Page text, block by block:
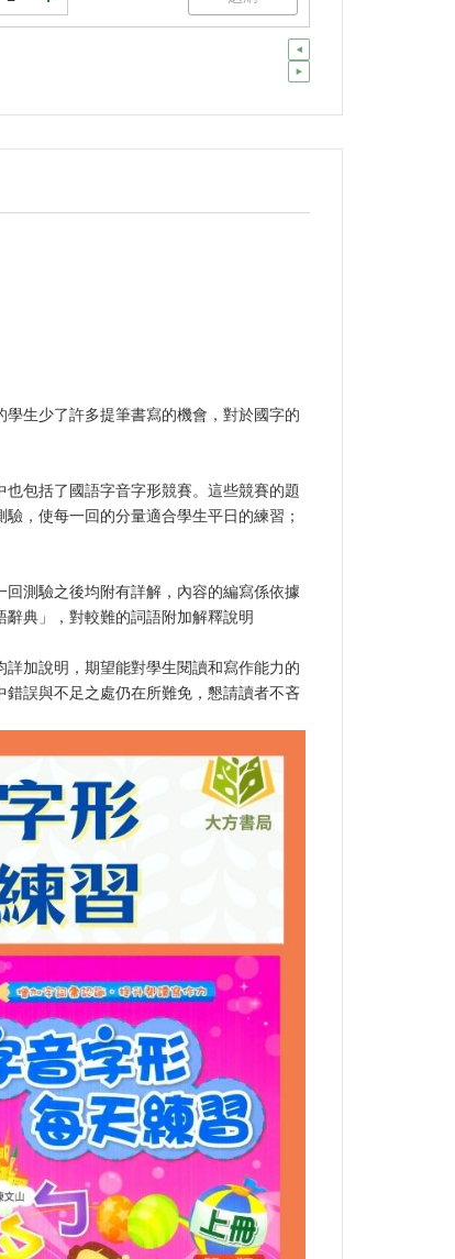
生少了許多提筆書寫的機會，對於國字的
包括了國語字音字形競賽。這些競賽的題
，使每一回的分量適合學生平日的練習；
測驗之後均附有詳解，內容的編寫係依據
典」，對較難的詞語附加解釋說明
加說明，期望能對學生閱讀和寫作能力的
誤與不足之處仍在所難免，懇請讀者不吝